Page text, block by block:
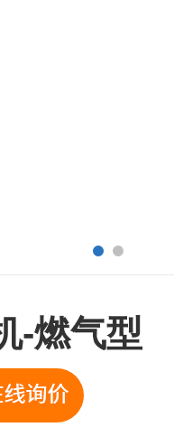
-燃气型